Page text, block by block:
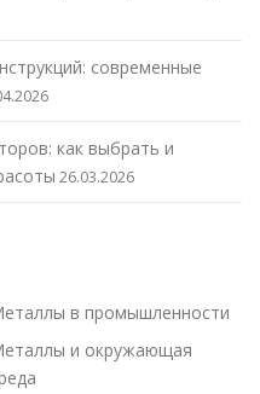
современные
как выбрать и
26.03.2026
в промышленности
и окружающая